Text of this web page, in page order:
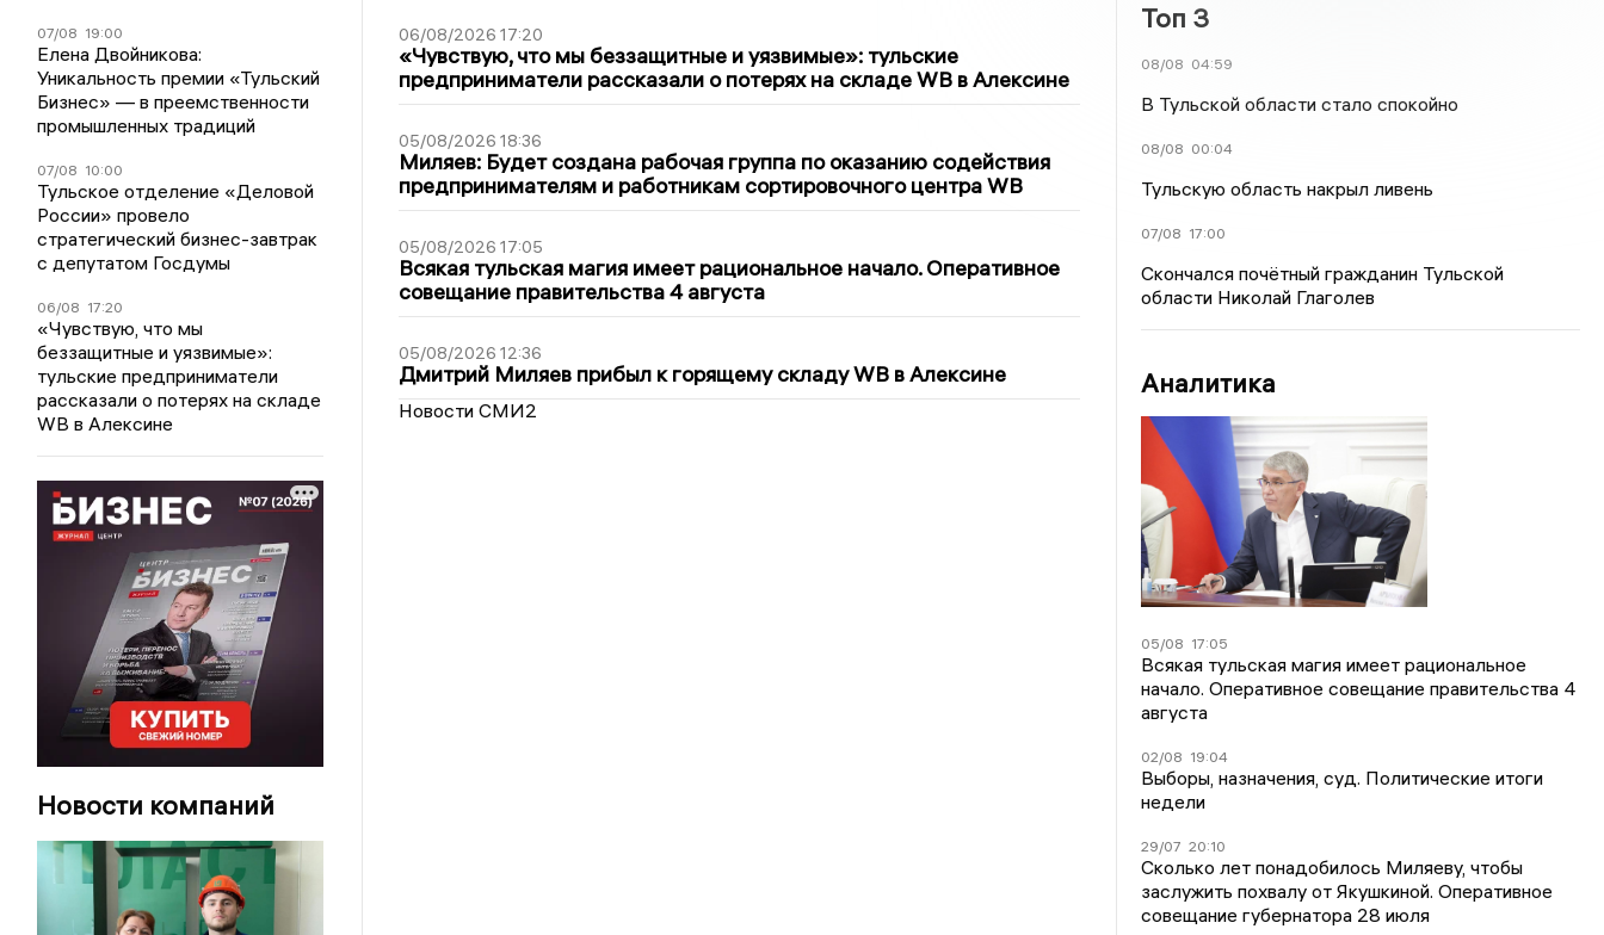
07/08 19:00
Елена Двойникова:
Уникальность премии «Тульский
Бизнес» — в преемственности
промышленных традиций
07/08 10:00
Тульское отделение «Деловой
России» провело
стратегический бизнес-завтрак
с депутатом Госдумы
06/08 17:20
«Чувствую, что мы
беззащитные и уязвимые»:
тульские предприниматели
рассказали о потерях на складе
WB в Алексине
Новости компаний
06/08/2026 17:20
«Чувствую, что мы беззащитные и уязвимые»: тульские
предприниматели рассказали о потерях на складе WB в Алексине
05/08/2026 18:36
Миляев: Будет создана рабочая группа по оказанию содействия
предпринимателям и работникам сортировочного центра WB
05/08/2026 17:05
Всякая тульская магия имеет рациональное начало. Оперативное
совещание правительства 4 августа
05/08/2026 12:36
Дмитрий Миляев прибыл к горящему складу WB в Алексине
Новости СМИ2
Топ 3
08/08 04:59
В Тульской области стало спокойно
08/08 00:04
Тульскую область накрыл ливень
07/08 17:00
Скончался почётный гражданин Тульской
области Николай Глаголев
Аналитика
05/08 17:05
Всякая тульская магия имеет рациональное
начало. Оперативное совещание правительства 4
августа
02/08 19:04
Выборы, назначения, суд. Политические итоги
недели
29/07 20:10
Сколько лет понадобилось Миляеву, чтобы
заслужить похвалу от Якушкиной. Оперативное
совещание губернатора 28 июля